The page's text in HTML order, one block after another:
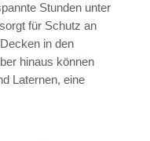
Stunden unter
für Schutz an
in den
hinaus können
Laternen, eine